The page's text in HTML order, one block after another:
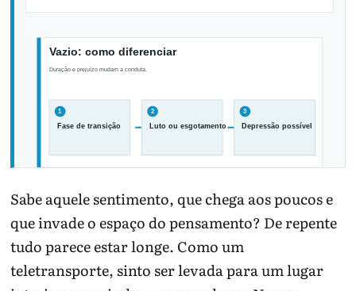
A mesma sensação pode ter causas
diferentes e tratamentos diferentes.
Sabe aquele sentimento, que chega aos poucos e
que invade o espaço do pensamento? De repente
tudo parece estar longe. Como um
teletransporte, sinto ser levada para um lugar